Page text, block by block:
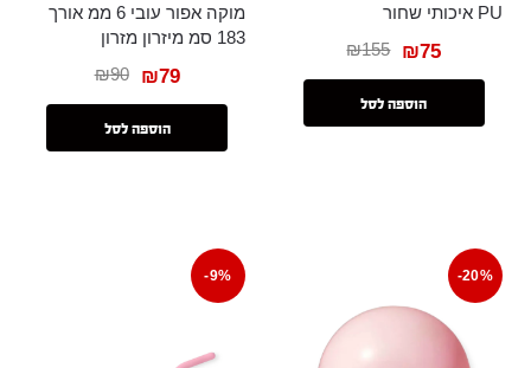
PU איכותי שחור
₪155 ₪75
הוספה לסל
מוקה אפור עובי 6 ממ אורך
183 סמ מיזרון מזרון
₪90 ₪79
הוספה לסל
-20%
-9%